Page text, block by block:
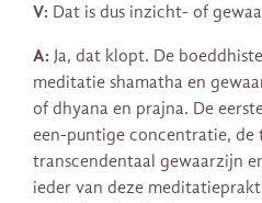
V: Dat is dus inzicht- of
A: Ja, dat klopt. De
meditatie shamatha en
of dhyana en prajna. De
een-puntige concentratie,
transcendentaal gewaarzijn
ieder van deze